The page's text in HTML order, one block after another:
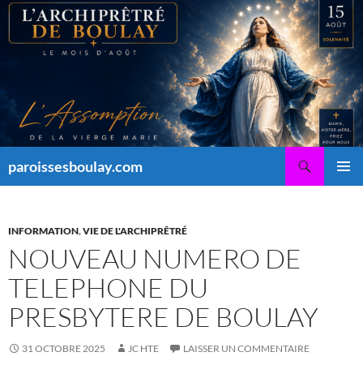
Aller
contenu
paroissesboulay.com
INFORMATION,VIE DE L'ARCHIPRÊTRÉ
NOUVEAU NUMERO DE
TELEPHONE DU
PRESBYTERE DE BOULAY
31 OCTOBRE 2025 JC HTE LAISSER UN COMMENTAIRE